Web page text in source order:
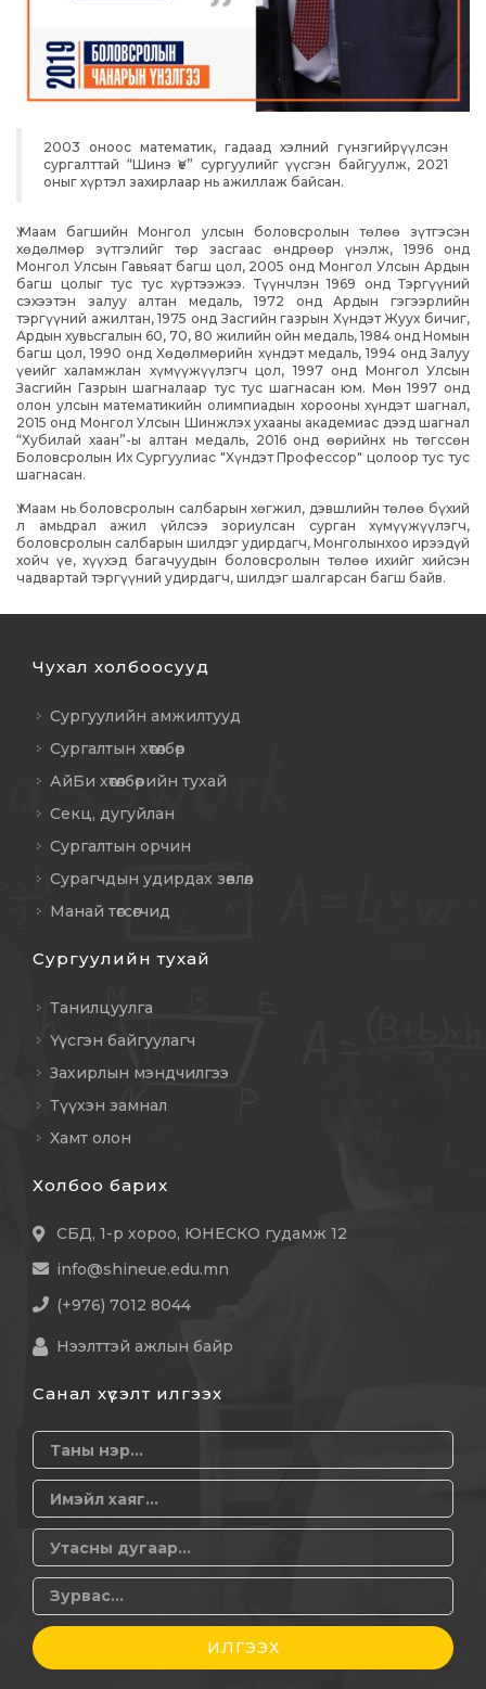
2003 оноос математик, гадаад хэлний гүнзгийрүүлсэн
сургалттай “Шинэ Үе” сургуулийг үүсгэн байгуулж, 2021
оныг хүртэл захирлаар нь ажиллаж байсан.
Ү.Маам багшийн Монгол улсын боловсролын төлөө зүтгэсэн
хөдөлмөр зүтгэлийг төр засгаас өндрөөр үнэлж, 1996 онд
Монгол Улсын Гавьяат багш цол, 2005 онд Монгол Улсын Ардын
багш цолыг тус тус хүртээжээ. Түүнчлэн 1969 онд Тэргүүний
сэхээтэн залуу алтан медаль, 1972 онд Ардын гэгээрлийн
тэргүүний ажилтан, 1975 онд Засгийн газрын Хүндэт Жуух бичиг,
Ардын хувьсгалын 60, 70, 80 жилийн ойн медаль, 1984 онд Номын
багш цол, 1990 онд Хөдөлмөрийн хүндэт медаль, 1994 онд Залуу
үеийг халамжлан хүмүүжүүлэгч цол, 1997 онд Монгол Улсын
Засгийн Газрын шагналаар тус тус шагнасан юм. Мөн 1997 онд
олон улсын математикийн олимпиадын хорооны хүндэт шагнал,
2015 онд Монгол Улсын Шинжлэх ухааны академиас дээд шагнал
“Хубилай хаан”-ы алтан медаль, 2016 онд өөрийнх нь төгссөн
Боловсролын Их Сургуулиас "Хүндэт Профессор" цолоор тус тус
шагнасан.
Ү.Маам нь боловсролын салбарын хөгжил, дэвшлийн төлөө бүхий
л амьдрал ажил үйлсээ зориулсан сурган хүмүүжүүлэгч,
боловсролын салбарын шилдэг удирдагч, Монголынхоо ирээдүй
хойч үе, хүүхэд багачуудын боловсролын төлөө ихийг хийсэн
чадвартай тэргүүний удирдагч, шилдэг шалгарсан багш байв.
Чухал холбоосууд
Сургуулийн амжилтууд
Сургалтын хөтөлбөр
АйБи хөтөлбөрийн тухай
Секц, дугуйлан
Сургалтын орчин
Сурагчдын удирдах зөвлөл
Манай төгсөгчид
Сургуулийн тухай
Танилцуулга
Үүсгэн байгуулагч
Захирлын мэндчилгээ
Түүхэн замнал
Хамт олон
Холбоо барих
СБД, 1-р хороо, ЮНЕСКО гудамж 12
info@shineue.edu.mn
(+976) 7012 8044
Нээлттэй ажлын байр
Санал хүсэлт илгээх
ИЛГЭЭХ